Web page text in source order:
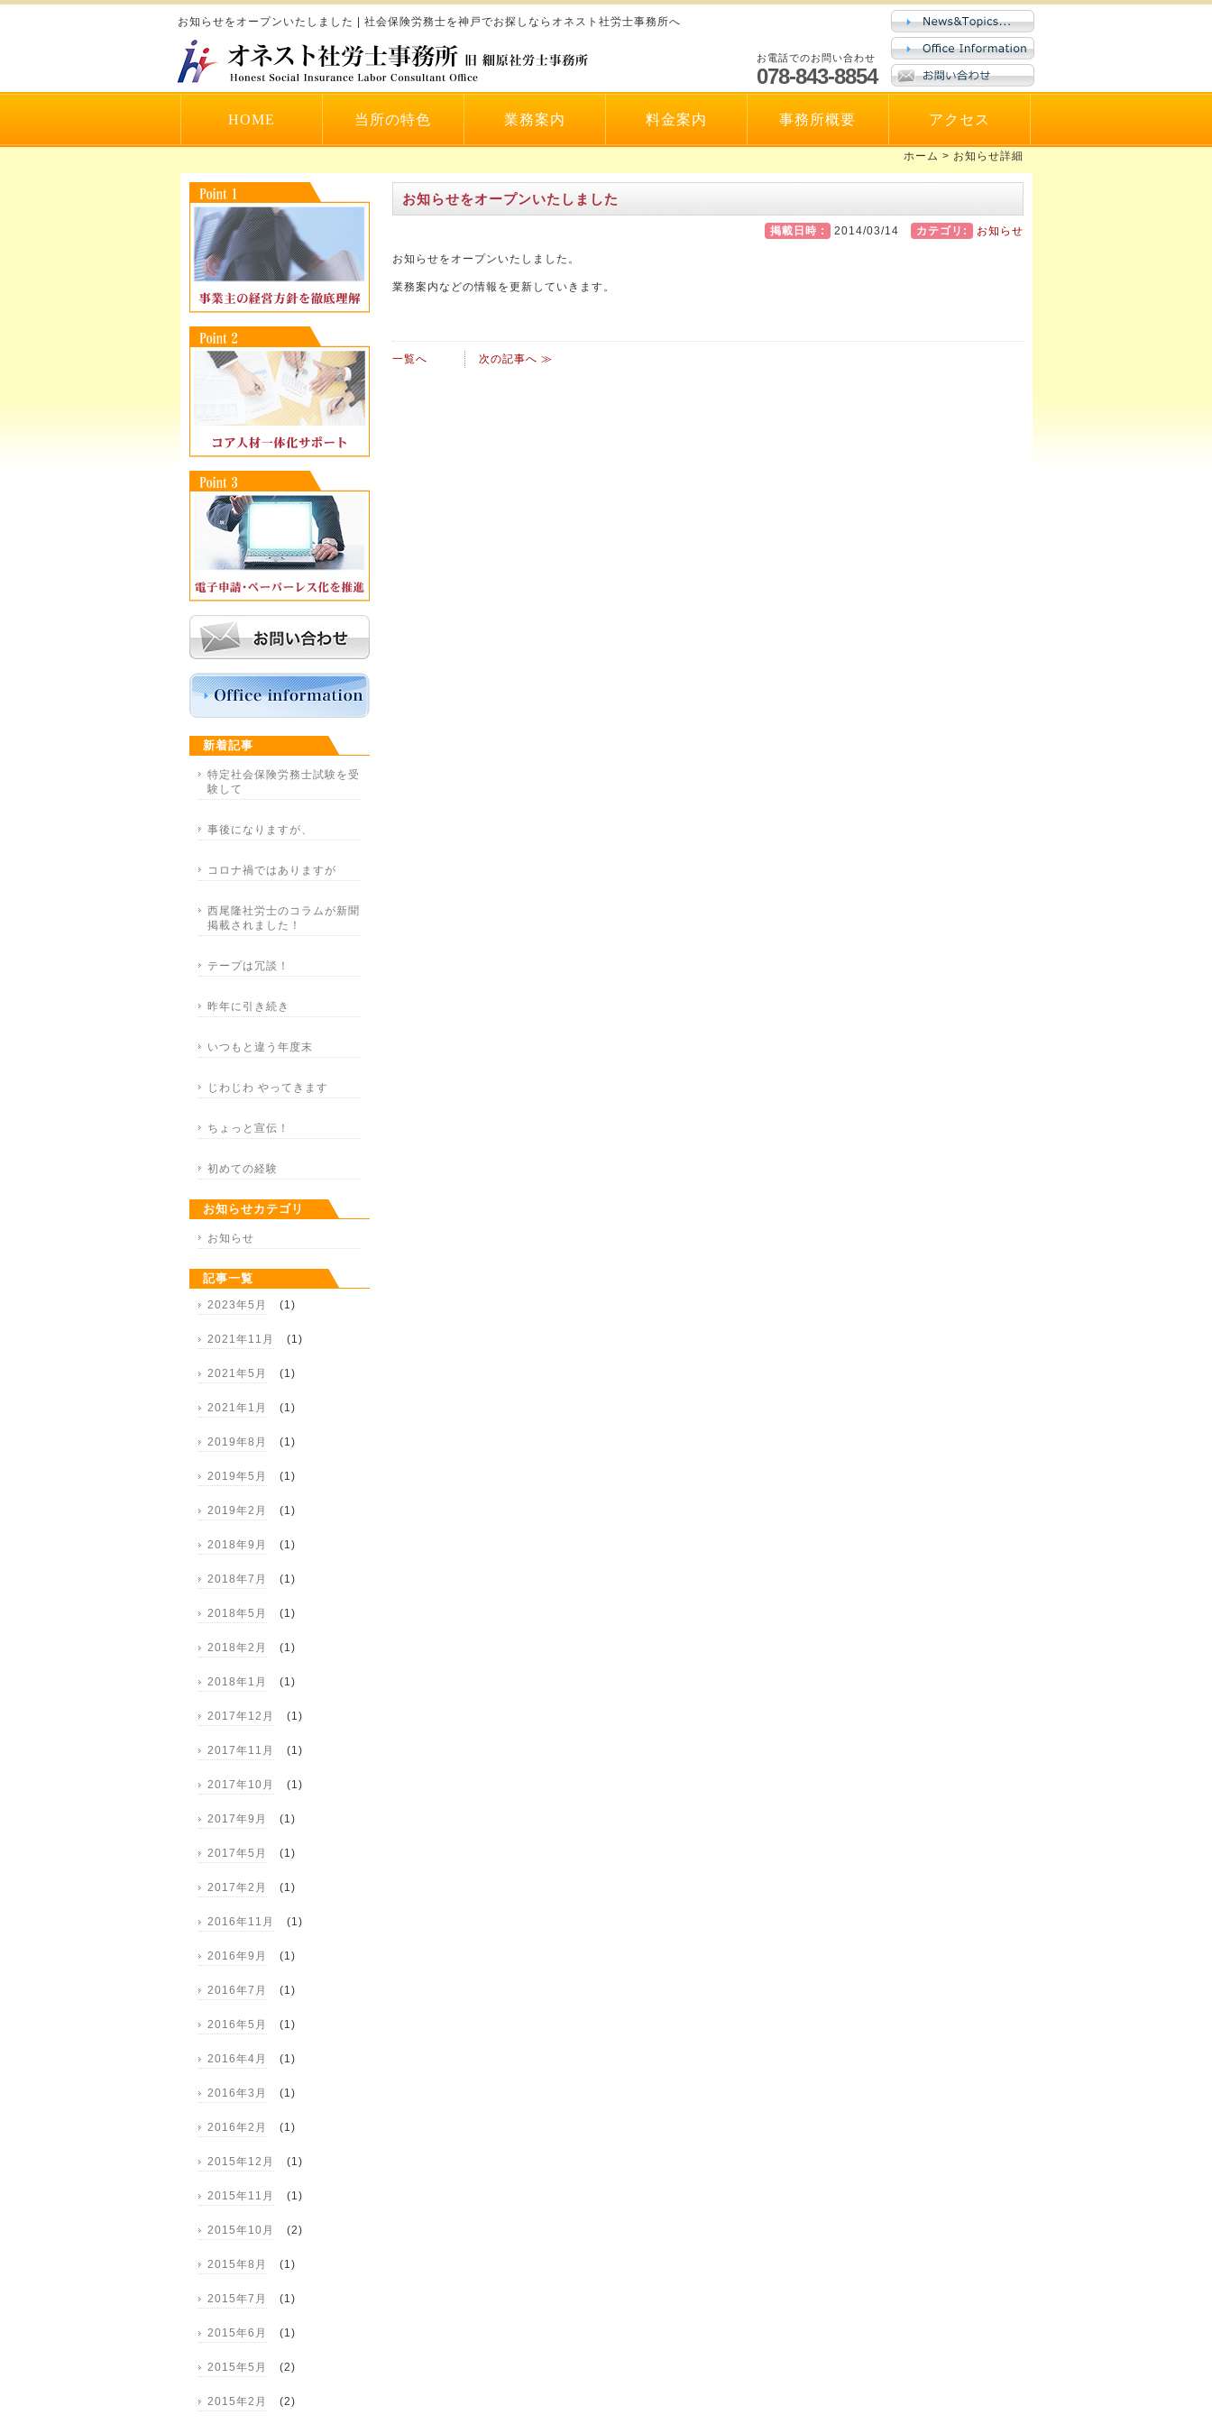
お知らせをオープンいたしました | 社会保険労務士を神戸でお探しならオネスト社労士事務所へ
お電話でのお問い合わせ
078-843-8854
HOME 当所の特色 業務案内 料金案内 事務所概要 アクセス
お知らせ詳細
ホーム >
お知らせをオープンいたしました
掲載日時 : 2014/03/14 カテゴリ: お知らせ
お知らせをオープンいたしました。
業務案内などの情報を更新していきます。
一覧へ 次の記事へ ≫
新着記事
特定社会保険労務士試験を受
験して
事後になりますが、
コロナ禍ではありますが
西尾隆社労士のコラムが新聞
掲載されました！
テープは冗談！
昨年に引き続き
いつもと違う年度末
じわじわ やってきます
ちょっと宣伝！
初めての経験
お知らせカテゴリ
お知らせ
記事一覧
2023年5月 (1)
2021年11月 (1)
2021年5月 (1)
2021年1月 (1)
2019年8月 (1)
2019年5月 (1)
2019年2月 (1)
2018年9月 (1)
2018年7月 (1)
2018年5月 (1)
2018年2月 (1)
2018年1月 (1)
2017年12月 (1)
2017年11月 (1)
2017年10月 (1)
2017年9月 (1)
2017年5月 (1)
2017年2月 (1)
2016年11月 (1)
2016年9月 (1)
2016年7月 (1)
2016年5月 (1)
2016年4月 (1)
2016年3月 (1)
2016年2月 (1)
2015年12月 (1)
2015年11月 (1)
2015年10月 (2)
2015年8月 (1)
2015年7月 (1)
2015年6月 (1)
2015年5月 (2)
2015年2月 (2)